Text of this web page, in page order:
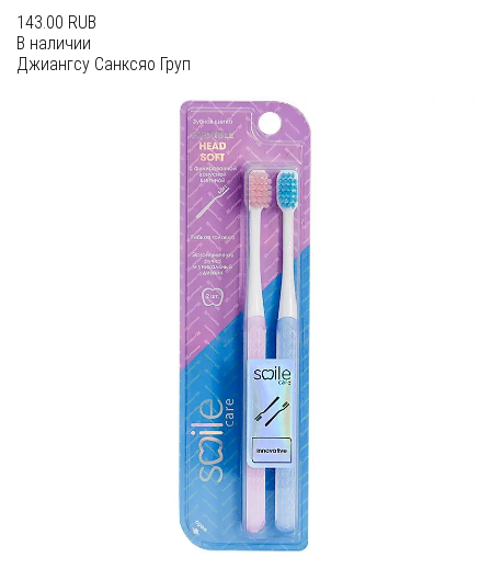
143.00 RUB
В наличии
Джиангсу Санксяо Груп